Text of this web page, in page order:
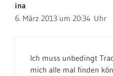
ina
6. März 2013 um 20:34 Uhr
Ich muss unbedingt
mich alle mal finden